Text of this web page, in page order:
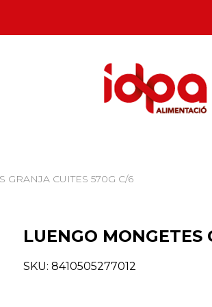
GRANJA CUITES 570G C/6
LUENGO MONGETES
SKU: 8410505277012